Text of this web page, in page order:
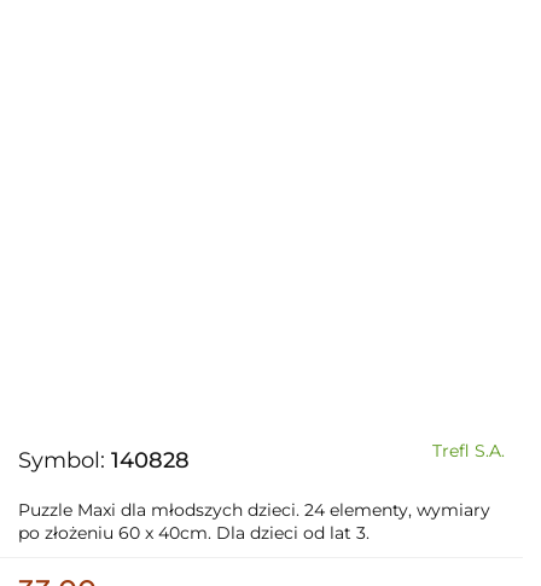
Symbol: 140828 Trefl S.A.
Puzzle Maxi dla młodszych dzieci. 24 elementy, wymiary
po złożeniu 60 x 40cm. Dla dzieci od lat 3.